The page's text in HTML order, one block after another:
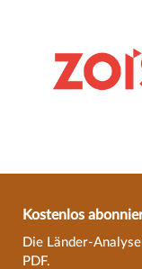
Kostenlos
Die Länder-
PDF.